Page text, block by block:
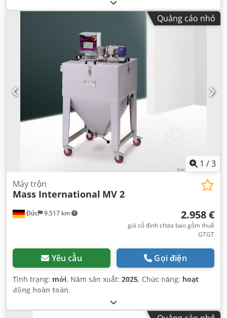
Quảng cáo nhỏ
1 /3
Đức 9.517 km
Máy trộn
Mass International MV 2
2.958 €
giá cố định chưa bao gồm thuế
GTGT
Yêu cầu Gọi điện
Tình trạng: mới, Năm sản xuất: 2025, Chức năng: hoạt
động hoàn toàn,